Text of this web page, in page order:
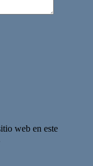
web en este